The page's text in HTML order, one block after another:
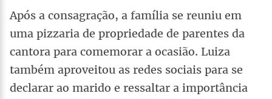
Após a consagração, a família se reuniu em
uma pizzaria de propriedade de parentes da
cantora para comemorar a ocasião. Luiza
também aproveitou as redes sociais para se
declarar ao marido e ressaltar a importância